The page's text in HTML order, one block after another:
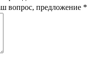
вопрос, предложение *